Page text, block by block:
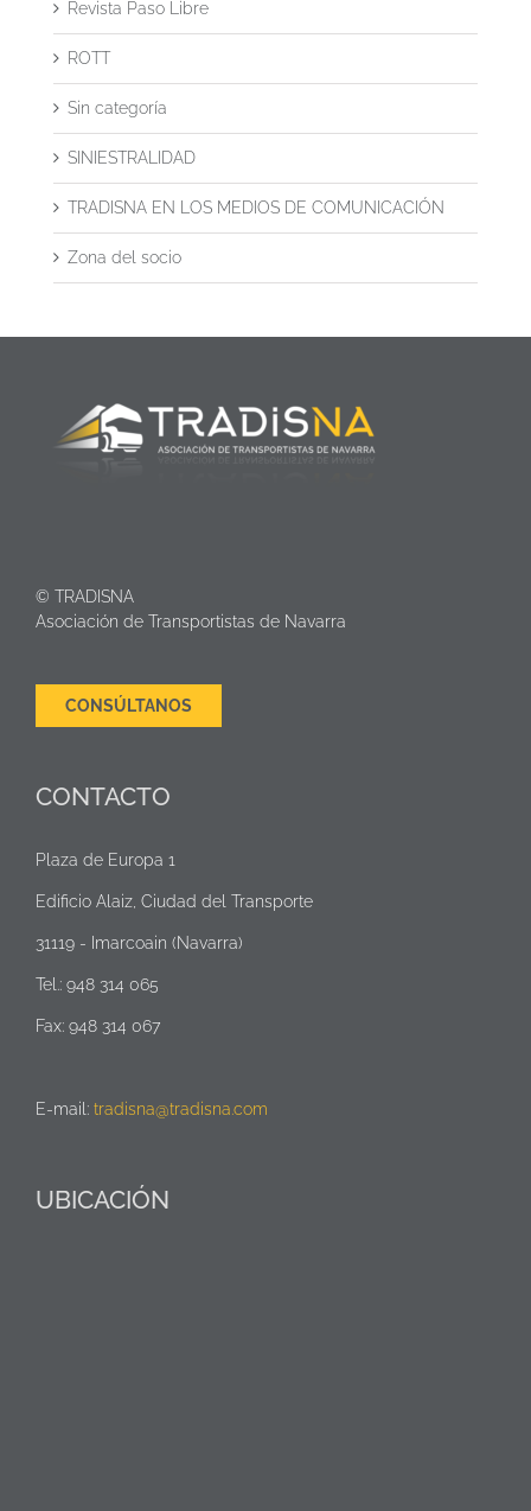
Revista Paso Libre
ROTT
Sin categoría
SINIESTRALIDAD
TRADISNA EN LOS MEDIOS DE COMUNICACIÓN
Zona del socio
© TRADISNA
Asociación de Transportistas de Navarra
CONSÚLTANOS
CONTACTO
Plaza de Europa 1
Edificio Alaiz, Ciudad del Transporte
31119 - Imarcoain (Navarra)
Tel.: 948 314 065
Fax: 948 314 067
E-mail: tradisna@tradisna.com
UBICACIÓN